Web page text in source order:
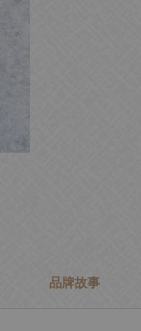
品牌故事